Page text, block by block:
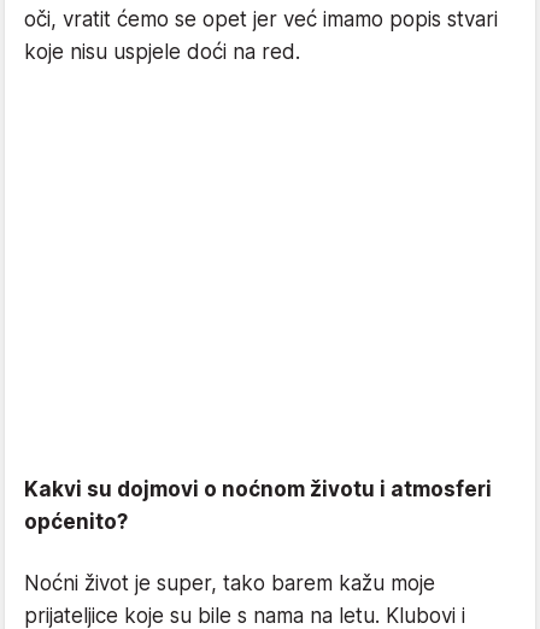
oči, vratit ćemo se opet jer već imamo popis stvari
koje nisu uspjele doći na red.
Kakvi su dojmovi o noćnom životu i atmosferi
općenito?
Noćni život je super, tako barem kažu moje
prijateljice koje su bile s nama na letu. Klubovi i